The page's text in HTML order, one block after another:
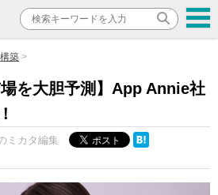
築
場を大胆予測】App Annie社
ミカタ編集